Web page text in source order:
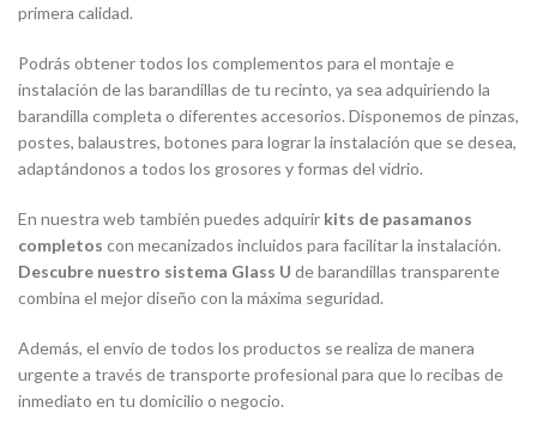
primera calidad.
Podrás obtener todos los complementos para el montaje e
instalación de las barandillas de tu recinto, ya sea adquiriendo la
barandilla completa o diferentes accesorios. Disponemos de pinzas,
postes, balaustres, botones para lograr la instalación que se desea,
adaptándonos a todos los grosores y formas del vidrio.
En nuestra web también puedes adquirir kits de pasamanos
completos con mecanizados incluidos para facilitar la instalación.
Descubre nuestro sistema Glass U de barandillas transparente
combina el mejor diseño con la máxima seguridad.
Además, el envío de todos los productos se realiza de manera
urgente a través de transporte profesional para que lo recibas de
inmediato en tu domicilio o negocio.